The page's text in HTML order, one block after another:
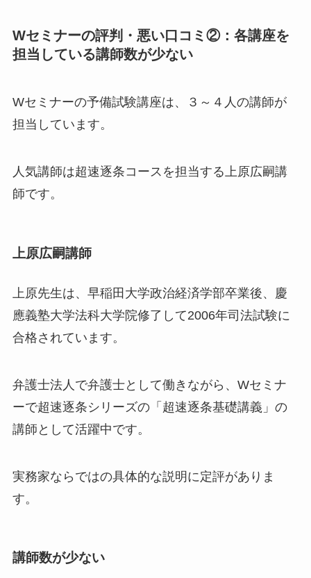
Wセミナーの評判・悪い口コミ②：各講座を
担当している講師数が少ない
Wセミナーの予備試験講座は、３～４人の講師が
担当しています。
人気講師は超速逐条コースを担当する上原広嗣講
師です。
上原広嗣講師
上原先生は、早稲田大学政治経済学部卒業後、慶
應義塾大学法科大学院修了して2006年司法試験に
合格されています。
弁護士法人で弁護士として働きながら、Wセミナ
ーで超速逐条シリーズの「超速逐条基礎講義」の
講師として活躍中です。
実務家ならではの具体的な説明に定評がありま
す。
講師数が少ない